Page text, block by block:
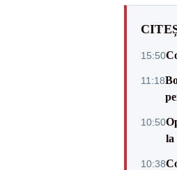
15:50
11:18
10:50
la
10:38